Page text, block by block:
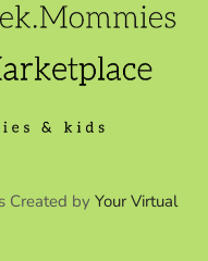
Created by Your Virtual